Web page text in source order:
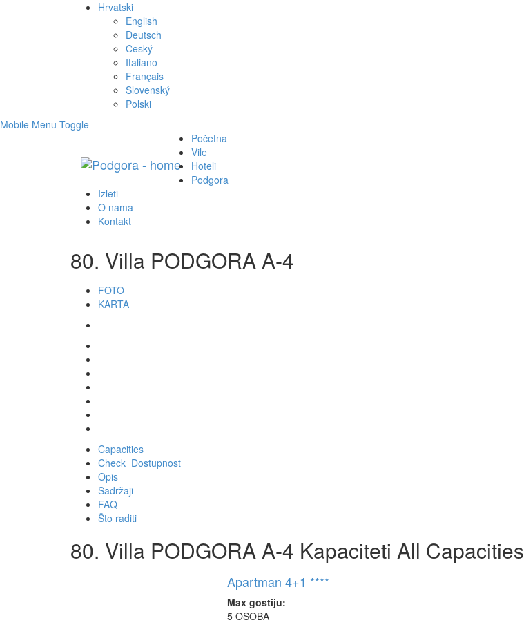
Hrvatski
English
Deutsch
Český
Italiano
Français
Slovenský
Polski
Mobile Menu Toggle
Početna
Vile
Hoteli
Podgora
Izleti
O nama
Kontakt
80. Villa PODGORA A-4
FOTO
KARTA
Capacities
Check Dostupnost
Opis
Sadržaji
FAQ
Što raditi
80. Villa PODGORA A-4 Kapaciteti All Capacities
Apartman 4+1 ****
Max gostiju:
5 OSOBA